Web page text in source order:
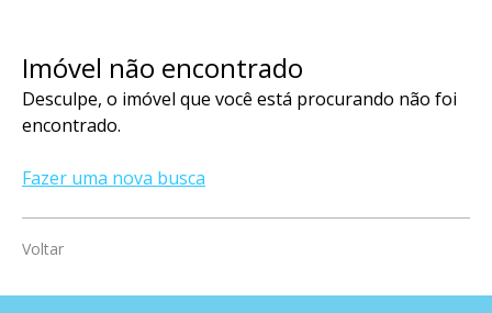
Imóvel não encontrado
Desculpe, o imóvel que você está procurando não foi
encontrado.
Fazer uma nova busca
Voltar